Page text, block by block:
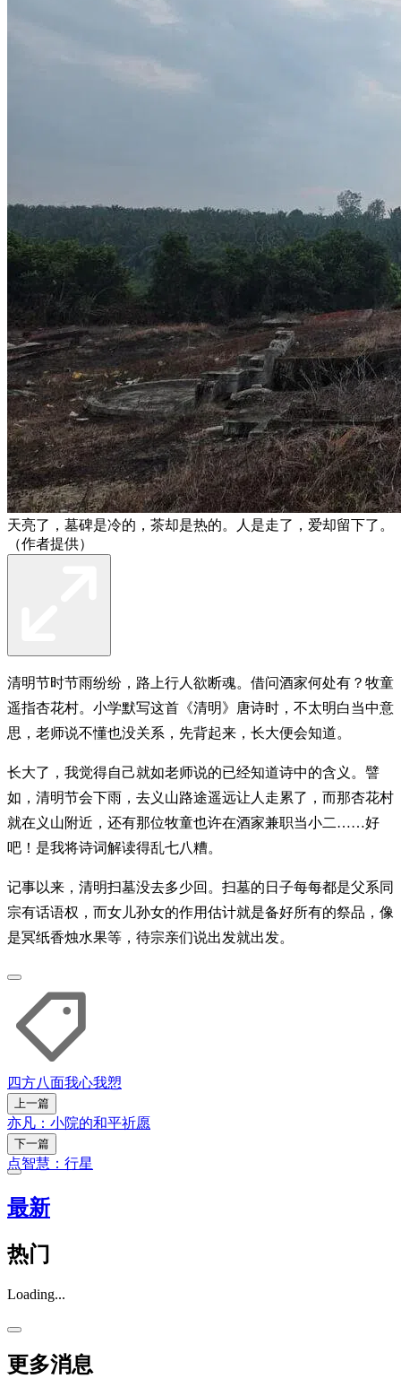
天亮了，墓碑是冷的，茶却是热的。人是走了，爱却留下了。
（作者提供）
清明节时节雨纷纷，路上行人欲断魂。借问酒家何处有？牧童
遥指杏花村。小学默写这首《清明》唐诗时，不太明白当中意
思，老师说不懂也没关系，先背起来，长大便会知道。
长大了，我觉得自己就如老师说的已经知道诗中的含义。譬
如，清明节会下雨，去义山路途遥远让人走累了，而那杏花村
就在义山附近，还有那位牧童也许在酒家兼职当小二……好
吧！是我将诗词解读得乱七八糟。
记事以来，清明扫墓没去多少回。扫墓的日子每每都是父系同
宗有话语权，而女儿孙女的作用估计就是备好所有的祭品，像
是冥纸香烛水果等，待宗亲们说出发就出发。
四方八面我心我愬
上一篇
亦凡：小院的和平祈愿
下一篇
点智慧：行星
最新
热门
Loading...
更多消息